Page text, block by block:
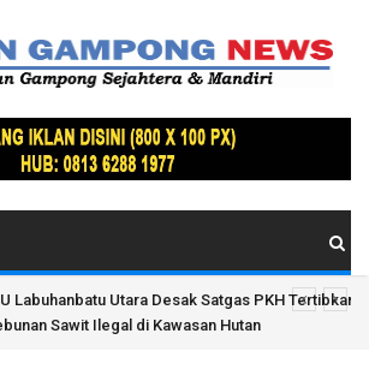
Labuhanbatu Utara Desak Satgas PKH Tertibkan
Sawit Ilegal di Kawasan Hutan